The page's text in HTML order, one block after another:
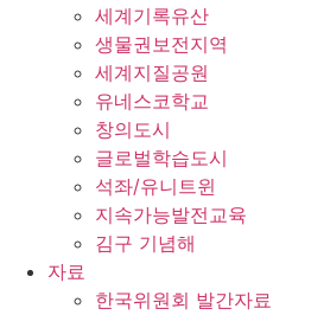
세계기록유산
생물권보전지역
세계지질공원
유네스코학교
창의도시
글로벌학습도시
석좌/유니트윈
지속가능발전교육
김구 기념해
자료
한국위원회 발간자료